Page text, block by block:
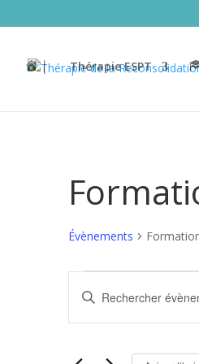
│ Thérapie ESPT
Évènements
Évènements
for
1
Recherche
et
navigation
Saisir
mot-
clé.